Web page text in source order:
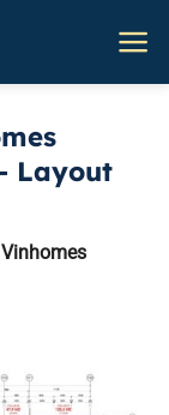
Layout